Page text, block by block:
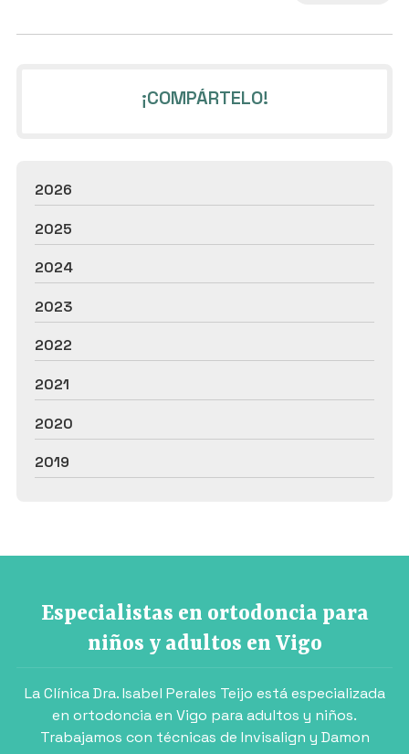
odontología que se encarga del estudio, prevención,
¡COMPÁRTELO!
2026
2025
2024
2023
2022
2021
2020
2019
Especialistas en ortodoncia para
niños y adultos en Vigo
La Clínica Dra. Isabel Perales Teijo está especializada
en ortodoncia en Vigo para adultos y niños.
Trabajamos con técnicas de Invisalign y Damon